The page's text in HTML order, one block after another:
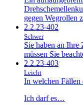
gegen Wegrollen
2.2.23-402
Schwer
Sie haben an
müssen Sie
2.2.23-403
Leicht
In welchen Fällen
Ich darf es…